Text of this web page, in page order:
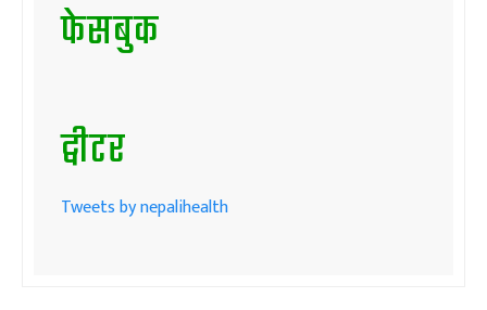
फेसबुक
ट्वीटर
Tweets by nepalihealth